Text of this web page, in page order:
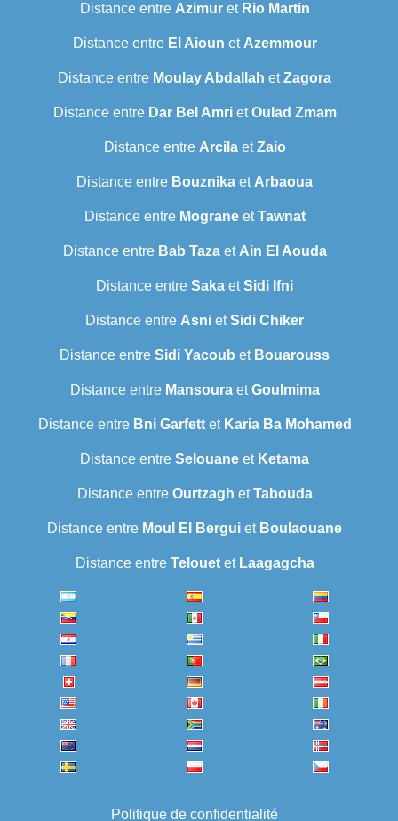
Distance entre Azimuret Rio Martin
Distance entre El Aioun et Azemmour
Distance entre Moulay Abdallah etZagora
Distance entre Dar Bel AmrietOulad Zmam
Distance entre ArcilaetZaio
Distance entre Bouznika et Arbaoua
Distance entre MograneetTawnat
Distance entre Bab Tazaet Ain El Aouda
Distance entre Saka etSidi Ifni
Distance entre Asni etSidi Chiker
Distance entre Sidi Yacoub et Bouarouss
Distance entre MansouraetGoulmima
Distance entre Bni Garfettet Karia Ba Mohamed
Distance entre Selouane et Ketama
Distance entre Ourtzagh etTabouda
Distance entre Moul El Bergui et Boulaouane
Distance entre Telouetet Laagagcha
Politique de confidentialité